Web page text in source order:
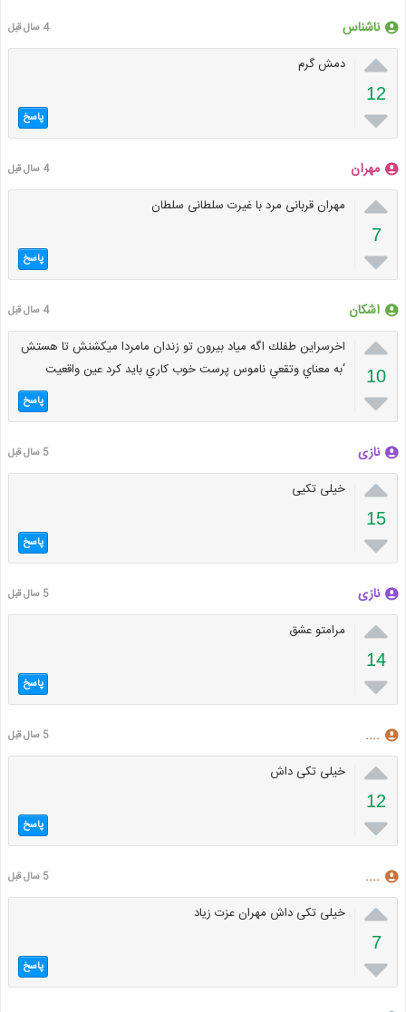
ناشناس 4 سال قبل

12

دمش گرم
پاسخ
مهران 4 سال قبل

7

مهران قربانی مرد با غیرت سلطانی سلطان
پاسخ
اشكان 4 سال قبل

10

اخرسراين طفلك اگه مياد بيرون تو زندان مامردا ميكشنش تا هستش
‘به معناي وتقعي ناموس پرست خوب كاري بايد كرد عين واقعيت
پاسخ
نازی 5 سال قبل

15

خیلی تکیی
پاسخ
نازی 5 سال قبل

14

مرامتو عشق
پاسخ
.... 5 سال قبل

12

خیلی تکی داش
پاسخ
.... 5 سال قبل

7

خیلی تکی داش مهران عزت زیاد
پاسخ